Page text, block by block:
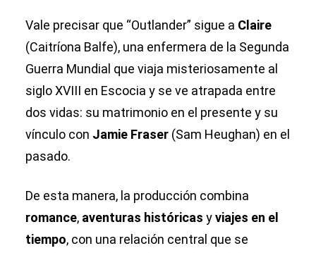
Vale precisar que “Outlander” sigue a Claire
(Caitríona Balfe), una enfermera de la Segunda
Guerra Mundial que viaja misteriosamente al
siglo XVIII en Escocia y se ve atrapada entre
dos vidas: su matrimonio en el presente y su
vínculo con Jamie Fraser (Sam Heughan) en el
pasado.
De esta manera, la producción combina
romance, aventuras históricas yviajes en el
tiempo, con una relación central que se